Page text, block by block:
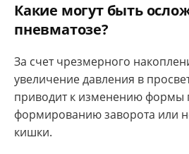
Какие могут быть
пневматозе?
За счет чрезмерного
увеличение давления в
приводит к изменению формы
формированию заворота или
кишки.